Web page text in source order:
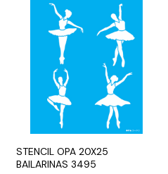
STENCIL OPA 20X25
BAILARINAS 3495